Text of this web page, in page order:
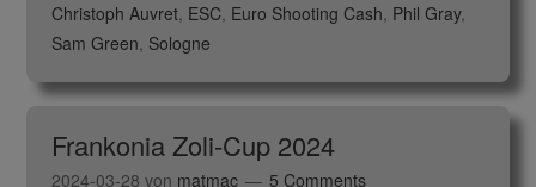
Christoph Auvret, ESC, Euro Shooting Cash, Phil Gray,
Sam Green, Sologne
Frankonia Zoli-Cup 2024
2024-03-28 von matmac 5 Comments